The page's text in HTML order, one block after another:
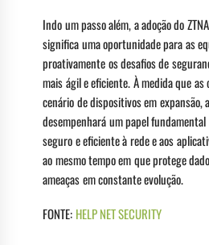
Indo um passo além, a adoção do
significa uma oportunidade para as
proativamente os desafios de
mais ágil e eficiente. À medida que as
cenário de dispositivos em expansão,
desempenhará um papel
seguro e eficiente à rede e aos
ao mesmo tempo em que protege
ameaças em constante evolução.
FONTE: HELP NET SECURITY